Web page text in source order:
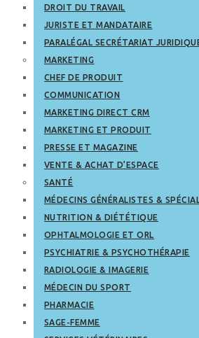
DROIT DU TRAVAIL
JURISTE ET MANDATAIRE
PARALÉGAL SECRÉTARIAT
MARKETING
CHEF DE PRODUIT
COMMUNICATION
MARKETING DIRECT CRM
MARKETING ET PRODUIT
PRESSE ET MAGAZINE
VENTE & ACHAT D’ESPACE
SANTÉ
MÉDECINS GÉNÉRALISTES &
NUTRITION & DIÉTÉTIQUE
OPHTALMOLOGIE ET ORL
PSYCHIATRIE & PSYCHOTHÉRAPIE
RADIOLOGIE & IMAGERIE
MÉDECIN DU SPORT
PHARMACIE
SAGE-FEMME